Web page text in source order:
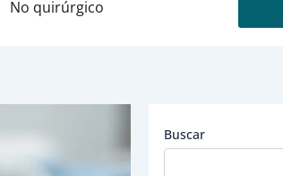
No quirúrgico
Buscar